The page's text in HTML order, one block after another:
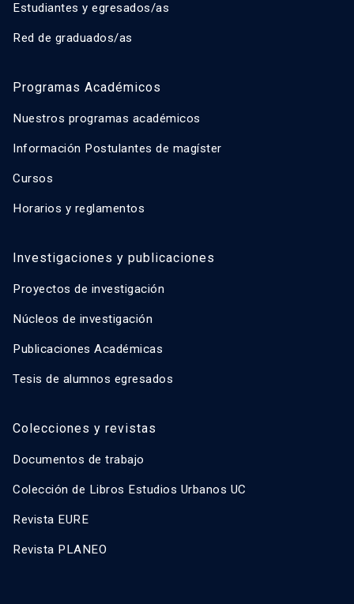
Estudiantes y egresados/as
Red de graduados/as
Programas Académicos
Nuestros programas académicos
Información Postulantes de magíster
Cursos
Horarios y reglamentos
Investigaciones y publicaciones
Proyectos de investigación
Núcleos de investigación
Publicaciones Académicas
Tesis de alumnos egresados
Colecciones y revistas
Documentos de trabajo
Colección de Libros Estudios Urbanos UC
Revista EURE
Revista PLANEO